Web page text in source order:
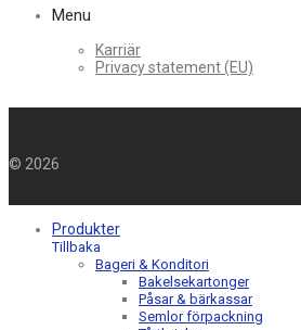
Menu
Karriär
Privacy statement (EU)
© 2026
Produkter
Tillbaka
Bageri & Konditori
Bakelsekartonger
Påsar & bärkassar
Semlor förpackning